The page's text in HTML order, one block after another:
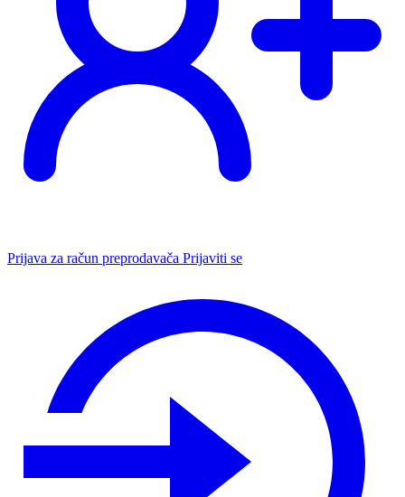
Prijava za račun preprodavača Prijaviti se